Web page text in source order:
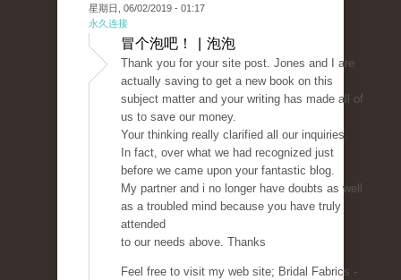
星期日, 06/02/2019 - 01:17
永久连接
冒个泡吧！ | 泡泡
Thank you for your site post. Jones and I are
actually saving to get a new book on this
subject matter and your writing has made all of
us to save our money.
Your thinking really clarified all our inquiries.
In fact, over what we had recognized just
before we came upon your fantastic blog.
My partner and i no longer have doubts as well
as a troubled mind because you have truly
attended
to our needs above. Thanks
Feel free to visit my web site; Bridal Fabrics -